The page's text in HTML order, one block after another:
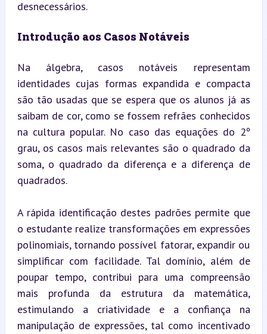
desnecessários.
Introdução aos Casos Notáveis
Na álgebra, casos notáveis representam
identidades cujas formas expandida e compacta
são tão usadas que se espera que os alunos já as
saibam de cor, como se fossem refrães conhecidos
na cultura popular. No caso das equações do 2º
grau, os casos mais relevantes são o quadrado da
soma, o quadrado da diferença e a diferença de
quadrados.
A rápida identificação destes padrões permite que
o estudante realize transformações em expressões
polinomiais, tornando possível fatorar, expandir ou
simplificar com facilidade. Tal domínio, além de
poupar tempo, contribui para uma compreensão
mais profunda da estrutura da matemática,
estimulando a criatividade e a confiança na
manipulação de expressões, tal como incentivado